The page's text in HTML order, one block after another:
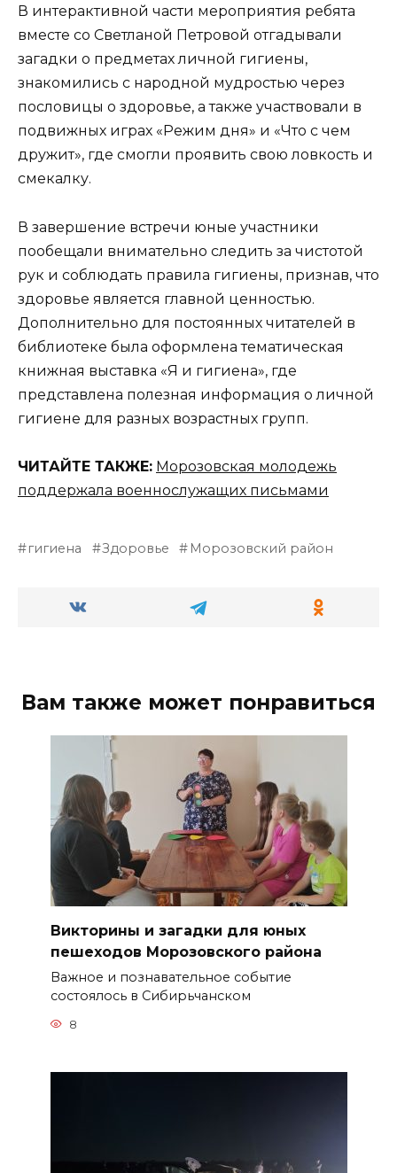
В интерактивной части мероприятия ребята
вместе со Светланой Петровой отгадывали
загадки о предметах личной гигиены,
знакомились с народной мудростью через
пословицы о здоровье, а также участвовали в
подвижных играх «Режим дня» и «Что с чем
дружит», где смогли проявить свою ловкость и
смекалку.
В завершение встречи юные участники
пообещали внимательно следить за чистотой
рук и соблюдать правила гигиены, признав, что
здоровье является главной ценностью.
Дополнительно для постоянных читателей в
библиотеке была оформлена тематическая
книжная выставка «Я и гигиена», где
представлена полезная информация о личной
гигиене для разных возрастных групп.
ЧИТАЙТЕ ТАКЖЕ: Морозовская молодежь
поддержала военнослужащих письмами
гигиена Здоровье Морозовский район
Вам также может понравиться
Викторины и загадки для юных
пешеходов Морозовского района
Важное и познавательное событие
состоялось в Сибирьчанском
8